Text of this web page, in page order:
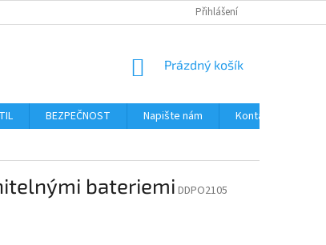
Přihlášení
NÁKUPNÍ
Prázdný košík
BEZPEČNOST Napište nám Kontakty
bateriemi DDPO2105